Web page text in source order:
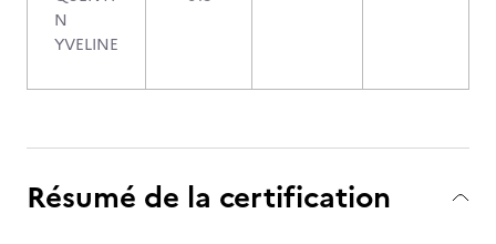
N
YVELINE
Résumé de la certification